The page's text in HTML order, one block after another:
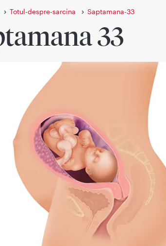
Totul-despre-sarcina Saptamana-33
33